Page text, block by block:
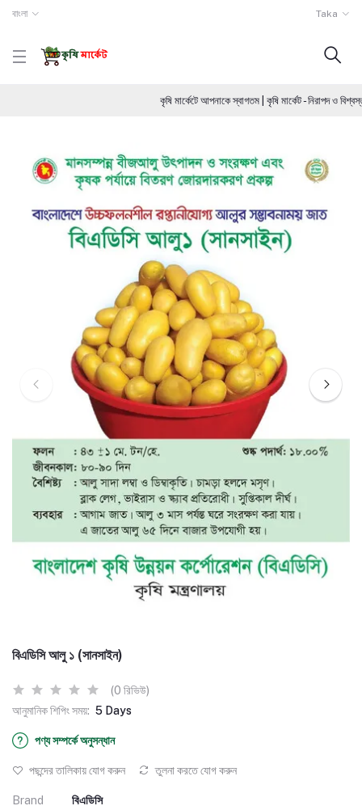
বাংলা Taka
কৃষি মার্কেটে আপনাকে স্বাগতম | কৃষি মার্কেট - নিরাপদ ও
বিএডিসি আলু ১ (সানসাইন)
(0 রিভিউ)
আনুমানিক শিপিং সময়: 5 Days
পণ্য সম্পর্কে অনুসন্ধান
পছন্দের তালিকায় যোগ করুন তুলনা করতে যোগ করুন
Brand বিএডিসি